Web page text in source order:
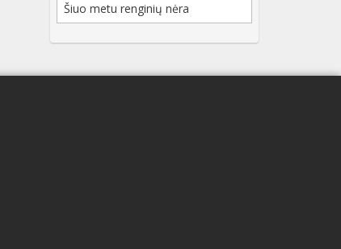
Šiuo metu renginių nėra